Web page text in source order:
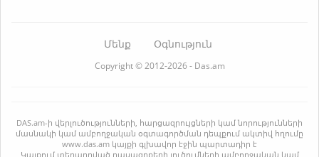
Մենք Օգնություն
Copyright © 2012-2026 - Das.am
DAS.am-ի վերլուծությունների, հարցազրույցների կամ նորությունների
մասնակի կամ ամբողջական օգտագործման դեպքում ակտիվ հղումը
www.das.am կայքի գլխավոր էջին պարտադիր է
Կայքում տեղադրված դասագրքերի լուծումների ամբողջական կամ